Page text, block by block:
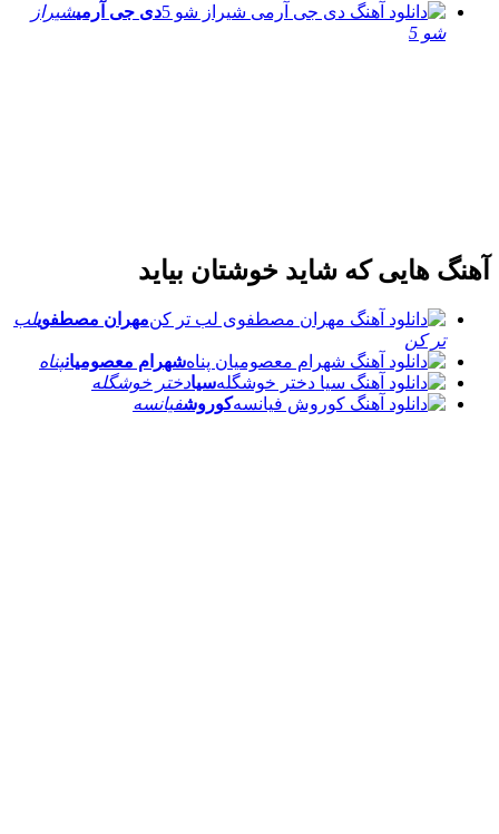
دی جی آرمیشیراز
شو 5
آهنگ هایی که شاید خوشتان بیاید
مهران مصطفویلب
تر کن
شهرام معصومیانپناه
سیادختر خوشگله
کوروشفیانسه